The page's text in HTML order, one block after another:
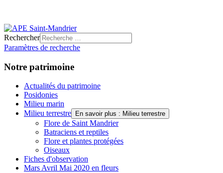
Rechercher
Paramètres de recherche
Notre patrimoine
Actualités du patrimoine
Posidonies
Milieu marin
Milieu terrestre
En savoir plus : Milieu terrestre
Flore de Saint Mandrier
Batraciens et reptiles
Flore et plantes protégées
Oiseaux
Fiches d'observation
Mars Avril Mai 2020 en fleurs